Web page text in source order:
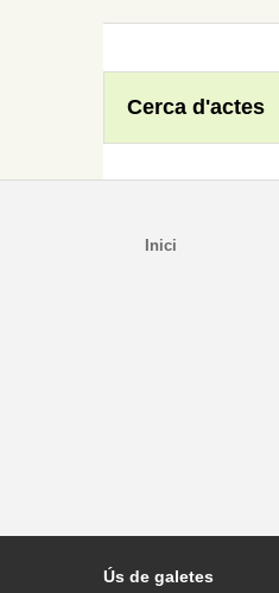
Ús de galetes
Cerca d'actes
Inici